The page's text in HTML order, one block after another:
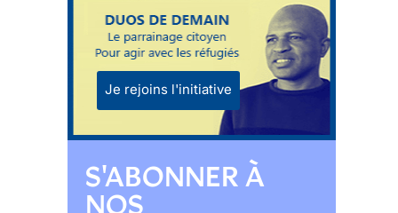
Je rejoins l'initiative
S'ABONNER À
NOS